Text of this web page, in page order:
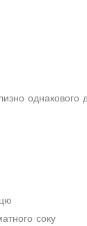
однакового
соку